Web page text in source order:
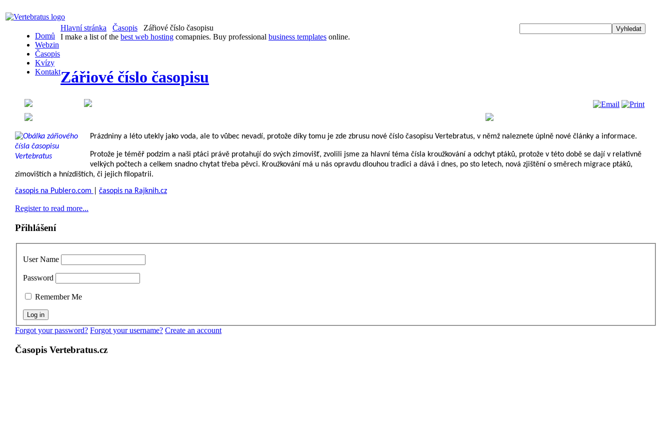
Domů
Webzin
Časopis
Kvízy
Kontakt
Hlavní stránka Časopis
Zářiové číslo časopisu
I make a list of the best web hosting comapnies. Buy professional business templates online.
Zářiové číslo časopisu
Prázdniny a léto utekly jako voda, ale to vůbec nevadí, protože díky tomu je zde zbrusu nové číslo časopisu Vertebratus, v němž naleznete úplně nové články a informace.
Protože je téměř podzim a naši ptáci právě protahují do svých zimovišť, zvolili jsme za hlavní téma čísla kroužkování a odchyt ptáků, protože v této době se dají v relativně
velkých počtech a celkem snadno chytat třeba pěvci. Kroužkování má u nás opravdu dlouhou tradici a dává i dnes, po sto letech, nová zjištění o směrech migrace ptáků,
zimovištích a hnízdištích, či jejich filopatrii.
časopis na Publero.com časopis na Rajknih.cz
Register to read more...
Přihlášení
User Name
Password
Remember Me
Forgot your password? Forgot your username? Create an account
Časopis Vertebratus.cz